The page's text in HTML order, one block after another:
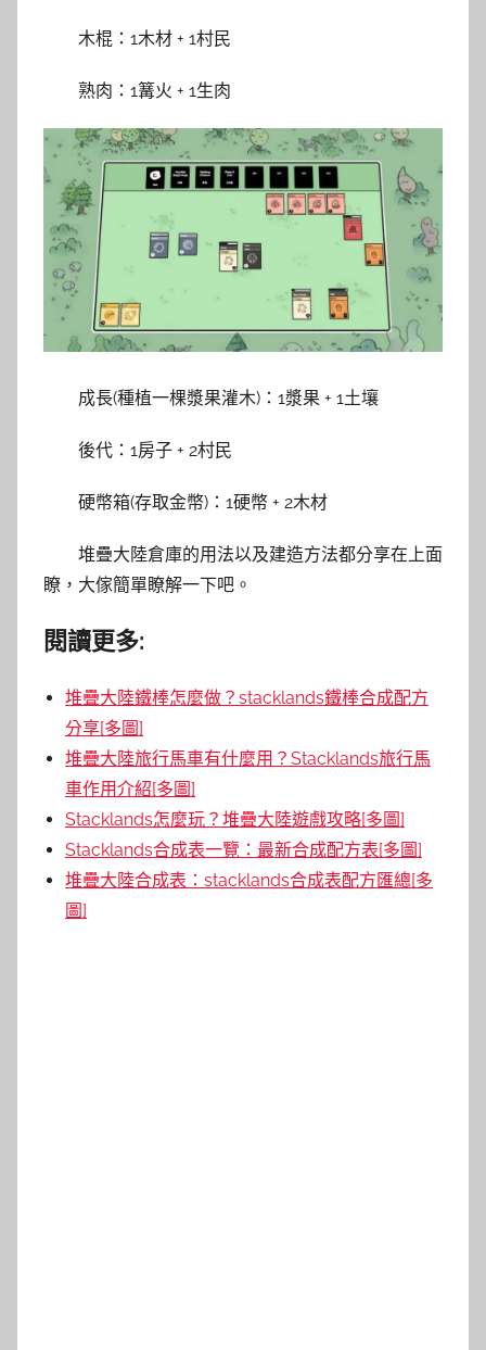
木棍：1木材 + 1村民
熟肉：1篝火 + 1生肉
成長(種植一棵漿果灌木)：1漿果 + 1土壤
後代：1房子 + 2村民
硬幣箱(存取金幣)：1硬幣 + 2木材
堆疊大陸倉庫的用法以及建造方法都分享在上面
瞭，大傢簡單瞭解一下吧。
閱讀更多:
堆疊大陸鐵棒怎麼做？stacklands鐵棒合成配方
分享[多圖]
堆疊大陸旅行馬車有什麼用？Stacklands旅行馬
車作用介紹[多圖]
Stacklands怎麼玩？堆疊大陸遊戲攻略[多圖]
Stacklands合成表一覽：最新合成配方表[多圖]
堆疊大陸合成表：stacklands合成表配方匯總[多
圖]